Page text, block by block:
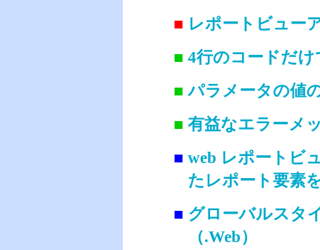
■ レポートビュー
■ 4行のコードだけ
■パラメータの値
■ 有益なエラーメ
■ web レポートビ
たレポート要素
■ グローバルスタ
（.Web）